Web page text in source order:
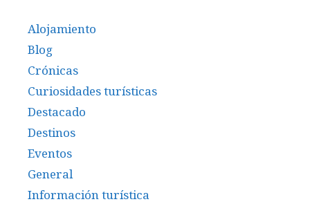
Alojamiento
Blog
Crónicas
Curiosidades turísticas
Destacado
Destinos
Eventos
General
Información turística